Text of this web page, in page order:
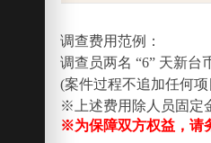
调查费用范例：
调查员两名 “6” 天新台
(案件过程不追加任何
※上述费用除人员固定
※为保障双方权益，请